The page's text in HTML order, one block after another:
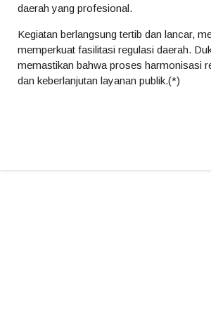
daerah yang profesional.
Kegiatan berlangsung tertib dan lancar,
memperkuat fasilitasi regulasi daerah.
memastikan bahwa proses harmonisasi
dan keberlanjutan layanan publik.(*)